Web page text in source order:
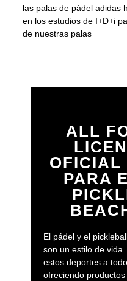
las palas de pádel adidas
en los estudios de I+D+i
de nuestras palas
ALL
OFICIAL
PARA
El pádel y el
son un estilo de
estos deportes a
ofreciendo